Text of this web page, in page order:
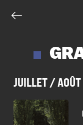
JUILLET /